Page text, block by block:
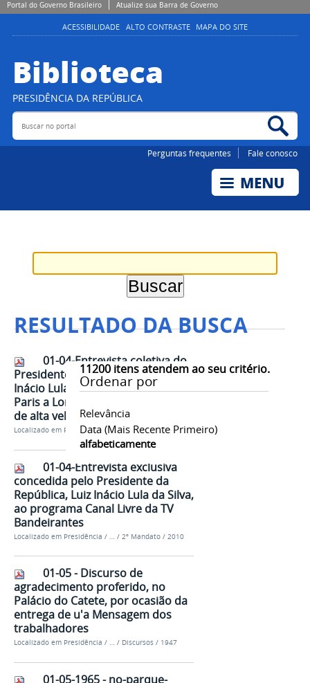
Portal do Governo Brasileiro Atualize sua Barra de Governo
ACESSIBILIDADE ALTO CONTRASTE MAPA DO SITE
Biblioteca
PRESIDÊNCIA DA REPÚBLICA
Buscar no portal
Perguntas frequentes Fale conosco
RESULTADO DA BUSCA
11200itens atendem ao seu critério.
Ordenar por
Relevância
Data (mais Recente Primeiro)
alfabeticamente
01-04-Entrevista coletiva do
Presidente da República, Luiz
Inácio Lula da Silva, no trajeto de
Paris a Londres, a bordo de trem
de alta velocidade
Localizado em Presidência /… /2º Mandato /2009
01-04-Entrevista exclusiva
concedida pelo Presidente da
República, Luiz Inácio Lula da Silva,
ao programa Canal Livre da TV
Bandeirantes
Localizado em Presidência / / 2º Mandato / 2010
01-05 - Discurso de
agradecimento proferido, no
Palácio do Catete, por ocasião da
entrega de u'a Mensagem dos
trabalhadores
Localizado em Presidência / … / Discursos / 1947
01-05-1965 - no-parque-